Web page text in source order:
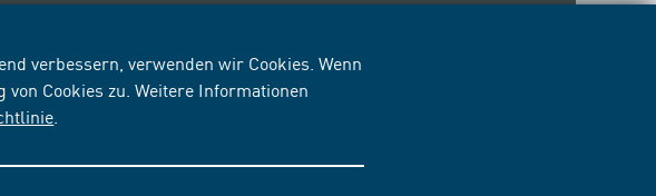
verbessern, verwenden wir Cookies. Wenn
Cookies zu. Weitere Informationen